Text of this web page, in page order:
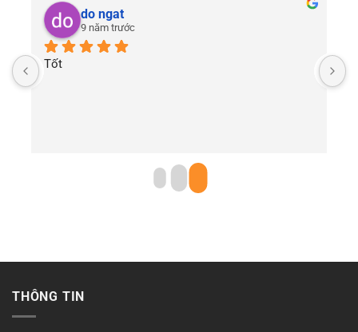
do ngat
9 năm trước
Tốt
THÔNG TIN